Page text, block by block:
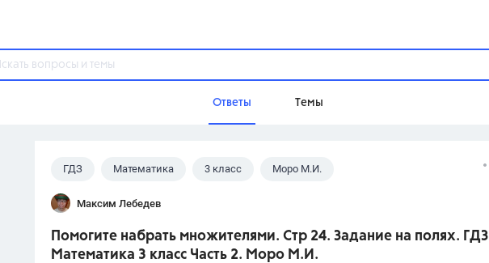
Ответы Темы
Популярные темы
ГДЗ
Домашнее задание
Школа
ГДЗ Математика 3 класс Моро М.И.
Максим Лебедев
Помогите набрать множителями. Стр 24. Задание на полях. ГДЗ
Математика 3 класс Часть 2. Моро М.И.